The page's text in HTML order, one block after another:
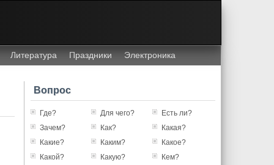
Литература Праздники Электроника
Вопрос
Где? Для чего?
Есть ли?
Зачем?
Как?
Какая?
Какие?
Каким?
Какое?
Какой?
Какую?
Кем?